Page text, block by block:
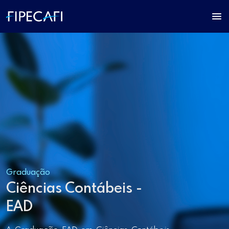
Graduação
Ciências Contábeis -
EAD